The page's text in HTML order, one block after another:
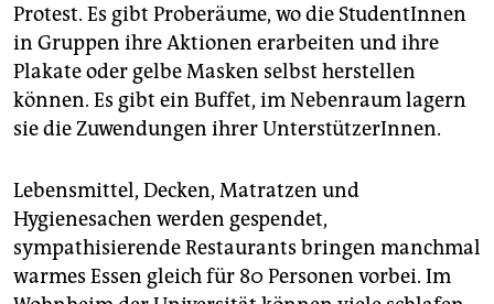
Protest. Es gibt Proberäume, wo die StudentInnen
in Gruppen ihre Aktionen erarbeiten und ihre
Plakate oder gelbe Masken selbst herstellen
können. Es gibt ein Buffet, im Nebenraum lagern
sie die Zuwendungen ihrer UnterstützerInnen.
Lebensmittel, Decken, Matratzen und
Hygienesachen werden gespendet,
sympathisierende Restaurants bringen manchmal
warmes Essen gleich für 80 Personen vorbei. Im